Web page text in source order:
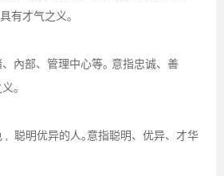
有才气之义｡
、內部、管理中心等｡ 意指忠诚、善
｡
‚ 聪明优异的人｡意指聪明、优异、才华